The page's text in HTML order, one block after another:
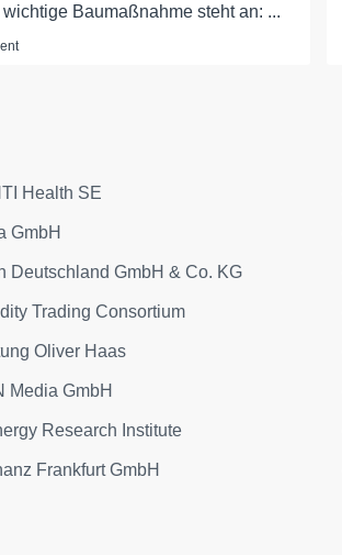
Baumaßnahme steht an: ...
Health SE
GmbH
Deutschland GmbH & Co. KG
Trading Consortium
Oliver Haas
Media GmbH
Research Institute
Frankfurt GmbH